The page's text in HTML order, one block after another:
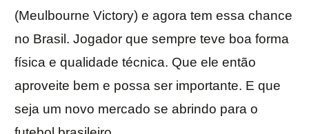
(Meulbourne Victory) e agora tem essa chance
no Brasil. Jogador que sempre teve boa forma
física e qualidade técnica. Que ele então
aproveite bem e possa ser importante. E que
seja um novo mercado se abrindo para o